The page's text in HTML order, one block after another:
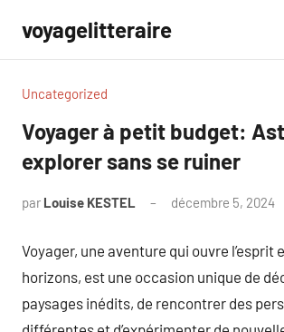
contenu
voyagelitteraire
Uncategorized
Voyager à petit budget:
explorer sans se ruiner
par Louise KESTEL décembre 5, 2024
Voyager, une aventure qui ouvre l’esprit
horizons, est une occasion unique de
paysages inédits, de rencontrer des